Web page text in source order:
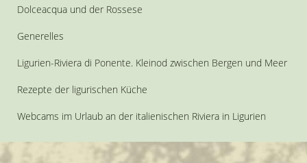
Dolceacqua und der Rossese
Generelles
Ligurien-Riviera di Ponente. Kleinod zwischen Bergen und Meer
Rezepte der ligurischen Küche
Webcams im Urlaub an der italienischen Riviera in Ligurien